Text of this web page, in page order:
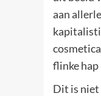
aan
flinke
Dit is niet